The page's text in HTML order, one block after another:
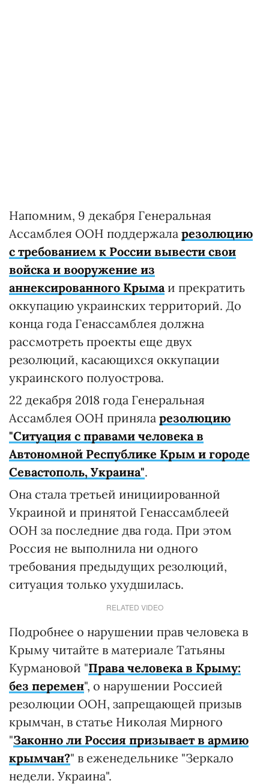
Напомним, 9 декабря Генеральная
Ассамблея ООН поддержала резолюцию
с требованием к России вывести свои
войска и вооружение из
аннексированного Крымаи прекратить
оккупацию украинских территорий. До
конца года Генассамблея должна
рассмотреть проекты еще двух
резолюций, касающихся оккупации
украинского полуострова.
22 декабря 2018 года Генеральная
Ассамблея ООН приняла резолюцию
"Ситуация с правами человека в
Автономной Республике Крым и городе
Севастополь, Украина".
Она стала третьей инициированной
Украиной и принятой Генассамблеей
ООН за последние два года. При этом
Россия не выполнила ни одного
требования предыдущих резолюций,
ситуация только ухудшилась.
RELATED VIDEO
Подробнее о нарушении прав человека в
Крыму читайте в материале Татьяны
Курмановой "Права человека в Крыму:
без перемен", о нарушении Россией
резолюции ООН, запрещающей призыв
крымчан, в статье Николая Мирного
"Законно ли Россия призывает в армию
крымчан?" в еженедельнике "Зеркало
недели. Украина".